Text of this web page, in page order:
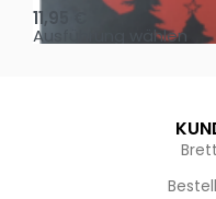
11,95
Ausführung wählen